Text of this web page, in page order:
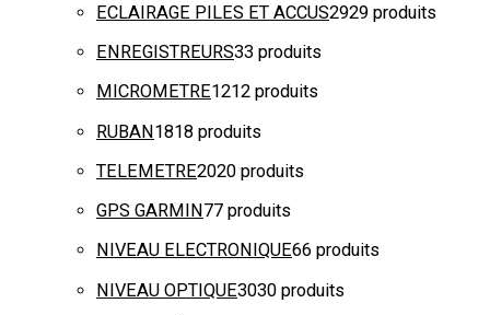
ECLAIRAGE PILES ET ACCUS2929 produits
ENREGISTREURS33 produits
MICROMETRE1212 produits
RUBAN1818 produits
TELEMETRE2020 produits
GPS GARMIN 77 produits
NIVEAU ELECTRONIQUE66 produits
NIVEAU OPTIQUE3030 produits